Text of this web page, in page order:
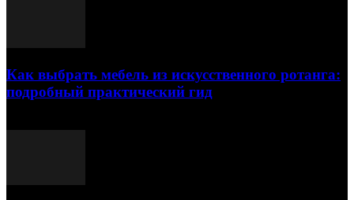
Как выбрать мебель из искусственного ротанга:
подробный практический гид